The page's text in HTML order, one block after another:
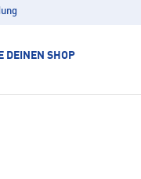
DEINEN SHOP